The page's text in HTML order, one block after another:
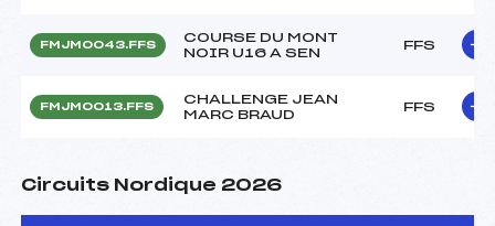
FMJM0043.FFS
COURSE DU MONT
NOIR U16 A SEN
FFS
FMJM0013.FFS
CHALLENGE JEAN
MARC BRAUD
FFS
Circuits Nordique 2026